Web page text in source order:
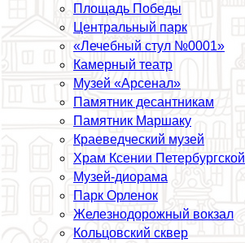
Площадь Победы
Центральный парк
«Лечебный стул №0001»
Камерный театр
Музей «Арсенал»
Памятник десантникам
Памятник Маршаку
Краеведческий музей
Храм Ксении Петербургской
Музей-диорама
Парк Орленок
Железнодорожный вокзал
Кольцовский сквер